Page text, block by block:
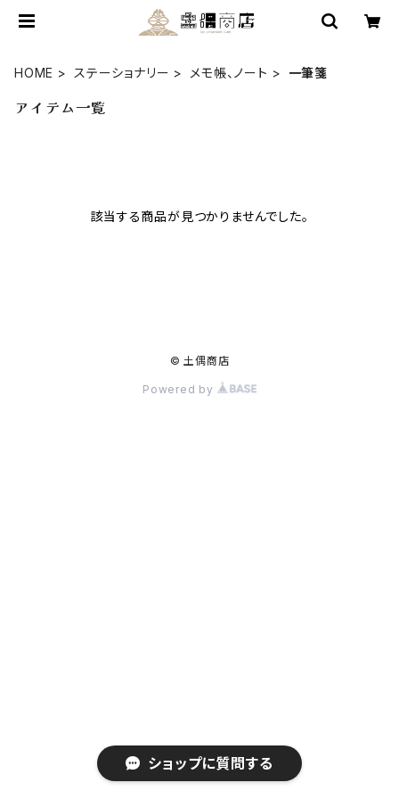
HOME ステーショナリー メモ帳、ノート 一筆箋
アイテム一覧
該当する商品が見つかりませんでした。
© 土偶商店
Powered by
ショップに質問する